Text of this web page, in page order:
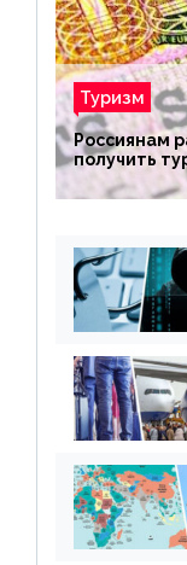
Туризм
Россиянам
получить